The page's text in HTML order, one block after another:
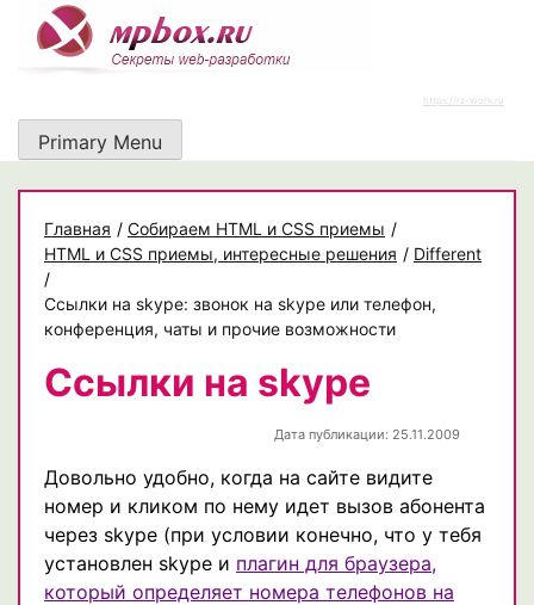
content
https://rz-work.ru
Primary Menu
Главная / Собираем HTML и CSS приемы /
HTML и CSS приемы, интересные решения / Different
/
Ссылки на skype: звонок на skype или телефон,
конференция, чаты и прочие возможности
Ссылки на skype
Дата публикации: 25.11.2009
Довольно удобно, когда на сайте видите
номер и кликом по нему идет вызов абонента
через skype (при условии конечно, что у тебя
установлен skype и плагин для браузера,
который определяет номера телефонов на